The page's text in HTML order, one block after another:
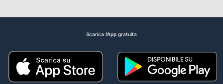
Scarica l'App gratuita